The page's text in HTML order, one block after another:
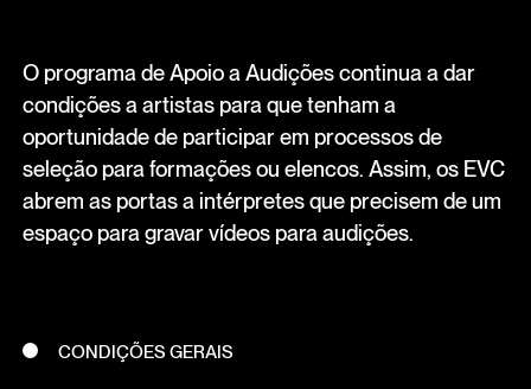
O programa de Apoio a Audições continua a dar
condições a artistas para que tenham a
oportunidade de participar em processos de
seleção para formações ou elencos. Assim, os EVC
abrem as portas a intérpretes que precisem de um
espaço para gravar vídeos para audições.
CONDIÇÕES GERAIS